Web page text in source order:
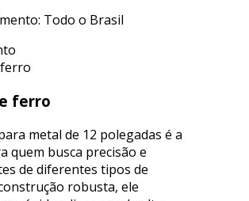
Todo o Brasil
ferro
metal de 12 polegadas é a
quem busca precisão e
de diferentes tipos de
robusta, ele